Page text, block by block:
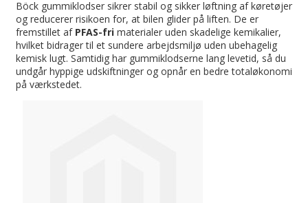
Böck gummiklodser sikrer stabil og sikker løftning af køretøjer
og reducerer risikoen for, at bilen glider på liften. De er
fremstillet af PFAS-fri materialer uden skadelige kemikalier,
hvilket bidrager til et sundere arbejdsmiljø uden ubehagelig
kemisk lugt. Samtidig har gummiklodserne lang levetid, så du
undgår hyppige udskiftninger og opnår en bedre totaløkonomi
på værkstedet.